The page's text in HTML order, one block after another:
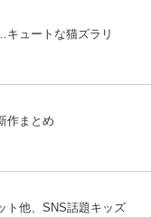
ュートな猫ズラリ
作まとめ
ト他、SNS話題キッズ